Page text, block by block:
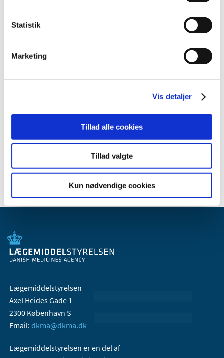
Statistik
Marketing
Vis detaljer
Tillad alle cookies
Tillad valgte
Kun nødvendige cookies
juli (1)
maj (2)
januar (1)
Lægemiddelstyrelsen
Axel Heides Gade 1
2300 København S
Email: dkma@dkma.dk
Lægemiddelstyrelsen er en del af